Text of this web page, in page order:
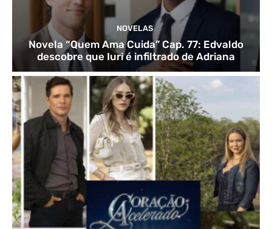
NOVELAS
Novela “Quem Ama Cuida” Cap. 77: Edvaldo
descobre que Iuri é infiltrado de Adriana